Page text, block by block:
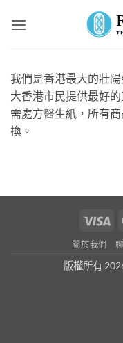
我們是香港最大的壯
大香港市民提供最好
需處方醫生紙，所有
換。
關於我們
版權所有